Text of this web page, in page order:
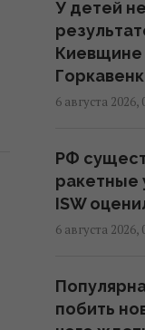
КНДР
более 100
в
У детей
Киевщине
6 августа 2026,
РФ
ракетные
ISW
6 августа 2026,
побить